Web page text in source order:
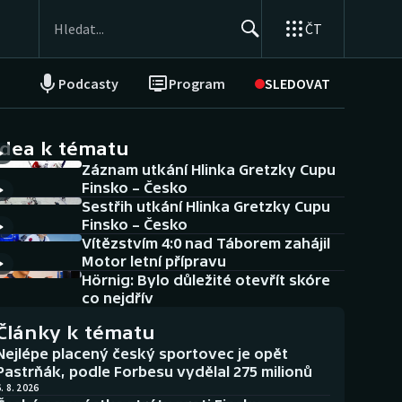
ČT
Podcasty Program SLEDOVAT
NEPŘEHLÉDNĚTE
Historické návraty
Aplikace ČT sport
AZ kvíz
k tématu
Záznam utkání Hlinka Gretzky Cupu
Finsko – Česko
Sestřih utkání Hlinka Gretzky Cupu
Finsko – Česko
Vítězstvím 4:0 nad Táborem zahájil
Motor letní přípravu
Hörnig: Bylo důležité otevřít skóre
co nejdřív
k tématu
placený český sportovec je opět
podle Forbesu vydělal 275 milionů
8. 2026